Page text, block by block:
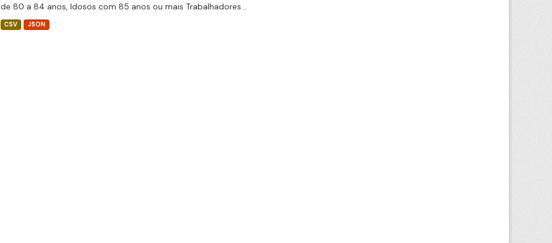
de 80 a 84 anos, Idosos com 85 anos ou mais Trabalhadores...
CSV JSON